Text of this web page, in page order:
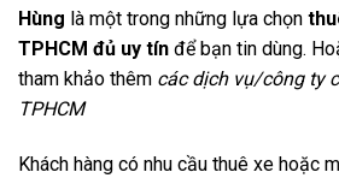
Hùng là một trong những lựa chọn
TPHCM đủ uy tín để bạn tin dùng.
tham khảo thêm các dịch vụ/công ty
TPHCM
Khách hàng có nhu cầu thuê xe hoặc